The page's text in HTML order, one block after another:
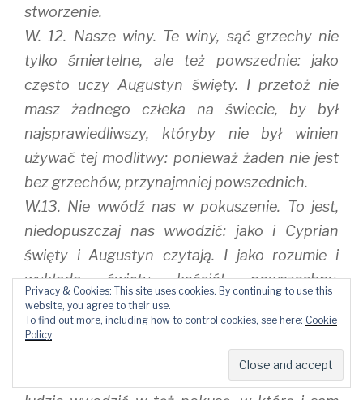
stworzenie.
W. 12. Nasze winy. Te winy, sąć grzechy nie
tylko śmiertelne, ale też powszednie: jako
często uczy Augustyn święty. I przetoż nie
masz żadnego człeka na świecie, by był
najsprawiedliwszy, któryby nie był winien
używać tej modlitwy: ponieważ żaden nie jest
bez grzechów, przynajmniej powszednich.
W.13. Nie wwódź nas w pokuszenie. To jest,
niedopuszczaj nas wwodzić: jako i Cyprian
święty i Augustyn czytają. I jako rozumie i
wykłada święty kościół powszechny.
Albowiem Bóg nikogo nie kusi, mówi Jakub
święty. A tak strzeż się błędu kalwinistów,
którzy Boga czynią przyczyną i sprawcą
ludzkich grzechów: powiadając że Bóg zwykł
Privacy & Cookies: This site uses cookies. By continuing to use this
website, you agree to their use.
To find out more, including how to control cookies, see here: Cookie
Policy